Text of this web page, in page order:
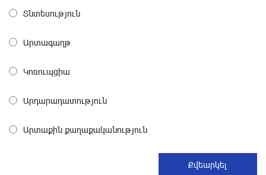
գործընթացը իշխանության կողմից քաղաքական
ինքնավարությանը. Ղահրամանյան
ընթանում է Արամ Վարդևանյանի՝ ԱԺ նախագահի
տեղակալի ընտրությունը
Առանց հանքարդյունաբերության
տեխնոլոգիական առաջընթացն անհնար է․
Տնտեսություն
Արտագաղթ
Կոռուպցիա
Արդարադատություն
Արտաքին քաղաքականություն